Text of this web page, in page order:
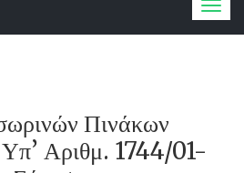
Πινάκων
Αριθμ. 1744/01-